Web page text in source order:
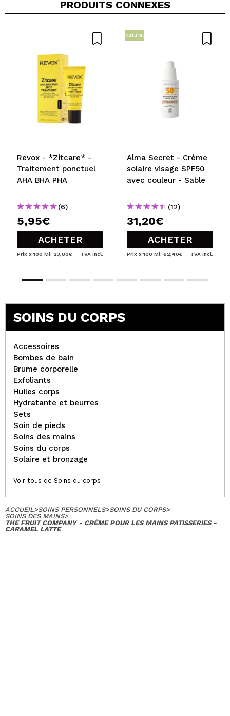
PRODUITS CONNEXES
Revox - *Zitcare* -
Traitement ponctuel
AHA BHA PHA
(6)
5,95€
ACHETER
Prix x 100 Ml: 23,80€ TVA Incl.
Naturel
Alma Secret - Crème
solaire visage SPF50
avec couleur - Sable
(12)
31,20€
ACHETER
Prix x 100 Ml: 62,40€ TVA Incl.
SOINS DU CORPS
Accessoires
Bombes de bain
Brume corporelle
Exfoliants
Huiles corps
Hydratante et beurres
Sets
Soin de pieds
Soins des mains
Soins du corps
Solaire et bronzage
Voir tous de Soins du corps
ACCUEIL>SOINS PERSONNELS>SOINS DU CORPS>
SOINS DES MAINS>
THE FRUIT COMPANY - CRÈME POUR LES MAINS PATISSERIES -
CARAMEL LATTE